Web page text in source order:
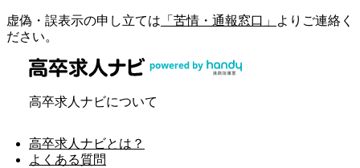
虚偽・誤表示の申し立ては 「苦情・通報窓口」
よりご連絡く
ださい。
高卒求人ナビについて
高卒求人ナビとは？
よくある質問